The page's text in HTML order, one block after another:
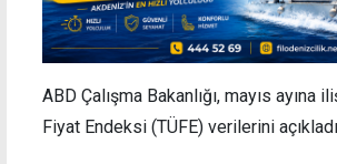
ABD Çalışma Bakanlığı, mayıs ayına
Fiyat Endeksi (TÜFE) verilerini